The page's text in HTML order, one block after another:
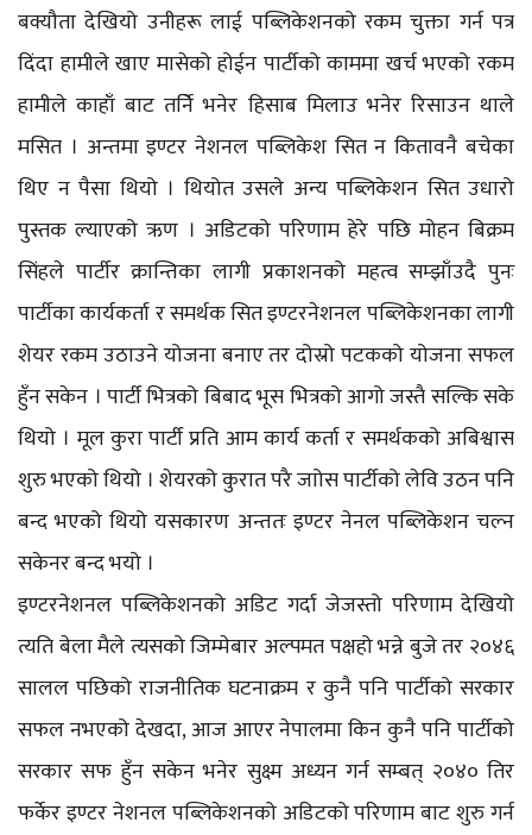
बक्यौता देखियो उनीहरू लाई पब्लिकेशनको रकम चुक्ता गर्न पत्र
दिंदा हामीले खाए मासेको होईन पार्टीको काममा खर्च भएको रकम
हामीले काहाँ बाट तर्निे भनेर हिसाब मिलाउ भनेर रिसाउन थाले
मसित । अन्तमा इण्टर नेशनल पब्लिकेश सित न कितावनै बचेका
थिए न पैसा थियो । थियोत उसले अन्य पब्लिकेशन सित उधारो
पुस्तक ल्याएको ऋण । अडिटको परिणाम हेरे पछि मोहन बिक्रम
सिंहले पार्टीर क्रान्तिका लागी प्रकाशनको महत्व सम्झाँउदै पुनः
पार्टीका कार्यकर्ता र समर्थक सित इण्टरनेशनल पब्लिकेशनका लागी
शेयर रकम उठाउने योजना बनाए तर दोस्रो पटकको योजना सफल
हुँन सकेन । पार्टी भित्रको बिबाद भूस भित्रको आगो जस्तै सल्कि सके
थियो । मूल कुरा पार्टी प्रति आम कार्य कर्ता र समर्थकको अबिश्वास
शुरु भएको थियो । शेयरको कुरात परै जाोस पार्टीको लेवि उठन पनि
बन्द भएको थियो यसकारण अन्ततः इण्टर नेनल पब्लिकेशन चल्न
सकेनर बन्द भयो ।
इण्टरनेशनल पब्लिकेशनको अडिट गर्दा जेजस्तो परिणाम देखियो
त्यति बेला मैले त्यसको जिम्मेबार अल्पमत पक्षहो भन्ने बुजे तर २०४६
सालल पछिको राजनीतिक घटनाक्रम र कुनै पनि पार्टीको सरकार
सफल नभएको देखदा, आज आएर नेपालमा किन कुनै पनि पार्टीको
सरकार सफ हुँन सकेन भनेर सुक्ष्म अध्यन गर्न सम्बत् २०४० तिर
फर्केर इण्टर नेशनल पब्लिकेशनको अडिटको परिणाम बाट शुरु गर्न